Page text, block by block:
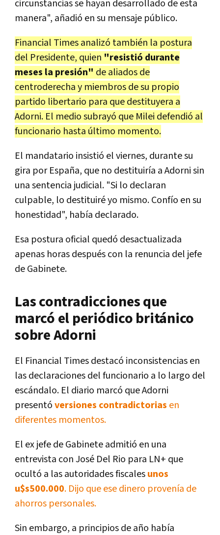
circunstancias se hayan desarrollado de esta
manera", añadió en su mensaje público.
Financial Times analizó también la postura
del Presidente, quien "resistió durante
meses la presión" de aliados de
centroderecha y miembros de su propio
partido libertario para que destituyera a
Adorni. El medio subrayó que Milei defendió al
funcionario hasta último momento.
El mandatario insistió el viernes, durante su
gira por España, que no destituiría a Adorni sin
una sentencia judicial. "Si lo declaran
culpable, lo destituiré yo mismo. Confío en su
honestidad", había declarado.
Esa postura oficial quedó desactualizada
apenas horas después con la renuncia del jefe
de Gabinete.
Las contradicciones que
marcó el periódico británico
sobre Adorni
El Financial Times destacó inconsistencias en
las declaraciones del funcionario a lo largo del
escándalo. El diario marcó que Adorni
presentóversiones contradictorias en
diferentes momentos.
El ex jefe de Gabinete admitió en una
entrevista con José Del Rio para LN+ que
ocultó a las autoridades fiscalesunos
u$s500.000. Dijo que ese dinero provenía de
ahorros personales.
Sin embargo, a principios de año había